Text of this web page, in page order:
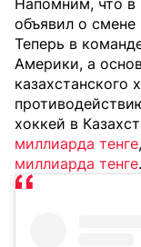
Напомним, что
объявил о смене
Теперь в
Америки, а
казахстанского
хоккей в
миллиарда тенге
миллиарда тенге.